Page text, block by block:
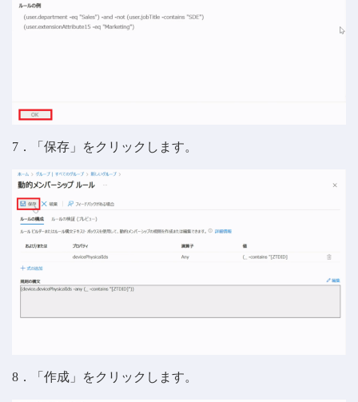
7．「保存」をクリックします。
8．「作成」をクリックします。